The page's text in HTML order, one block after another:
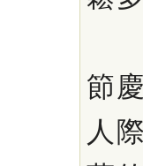
本
節
人